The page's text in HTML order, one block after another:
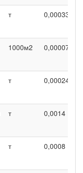
т 0,00033
1000м2 0,00007
т 0,00024
т 0,0014
т 0,0008